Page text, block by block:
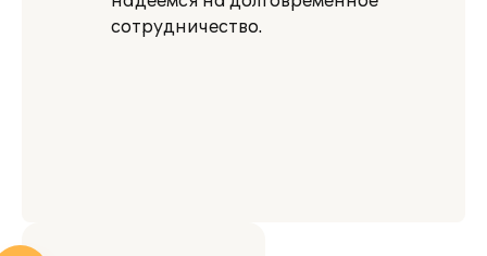
сотрудничество.